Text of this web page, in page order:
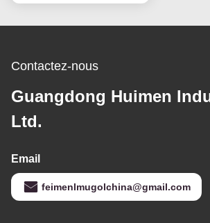
Contactez-nous
Guangdong Huimen
Ltd.
Email
feimenlmugolchina@gmail.com